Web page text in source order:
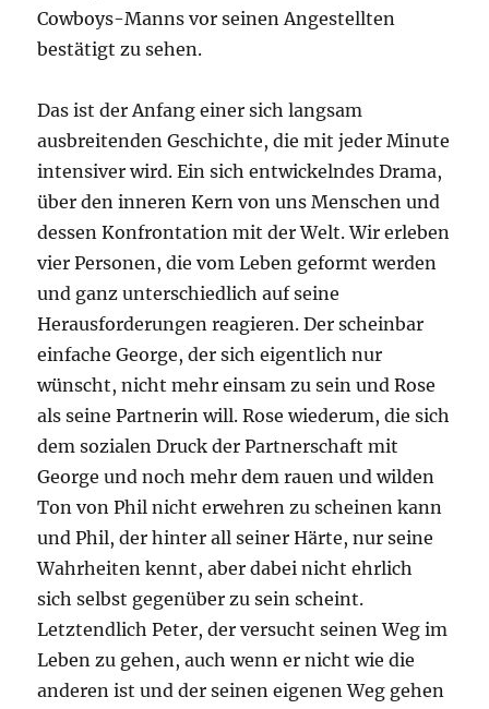
Cowboys-Manns vor seinen Angestellten
bestätigt zu sehen.
Das ist der Anfang einer sich langsam
ausbreitenden Geschichte, die mit jeder Minute
intensiver wird. Ein sich entwickelndes Drama,
über den inneren Kern von uns Menschen und
dessen Konfrontation mit der Welt. Wir erleben
vier Personen, die vom Leben geformt werden
und ganz unterschiedlich auf seine
Herausforderungen reagieren. Der scheinbar
einfache George, der sich eigentlich nur
wünscht, nicht mehr einsam zu sein und Rose
als seine Partnerin will. Rose wiederum, die sich
dem sozialen Druck der Partnerschaft mit
George und noch mehr dem rauen und wilden
Ton von Phil nicht erwehren zu scheinen kann
und Phil, der hinter all seiner Härte, nur seine
Wahrheiten kennt, aber dabei nicht ehrlich
sich selbst gegenüber zu sein scheint.
Letztendlich Peter, der versucht seinen Weg im
Leben zu gehen, auch wenn er nicht wie die
anderen ist und der seinen eigenen Weg gehen